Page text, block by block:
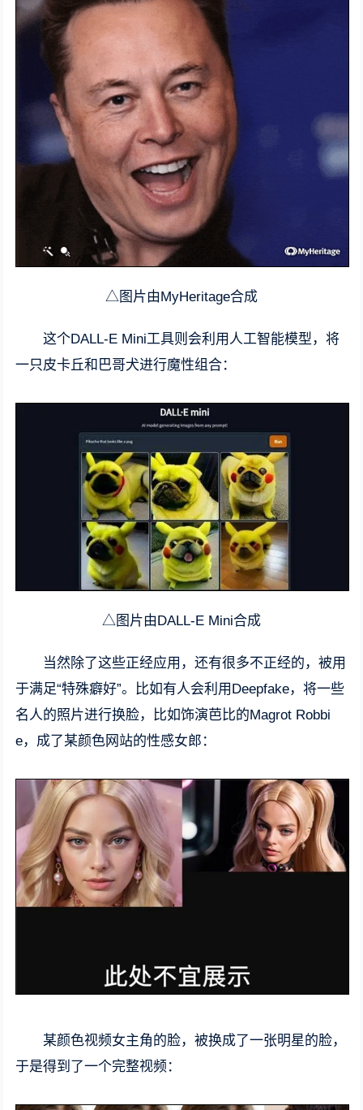
△图片由MyHeritage合成
这个DALL-E Mini工具则会利用人工智能模型，将
一只皮卡丘和巴哥犬进行魔性组合：
△图片由DALL-E Mini合成
当然除了这些正经应用，还有很多不正经的，被用
于满足“特殊癖好”。比如有人会利用Deepfake，将一些
名人的照片进行换脸，比如饰演芭比的Magrot Robbi
e，成了某颜色网站的性感女郎：
某颜色视频女主角的脸，被换成了一张明星的脸，
于是得到了一个完整视频：